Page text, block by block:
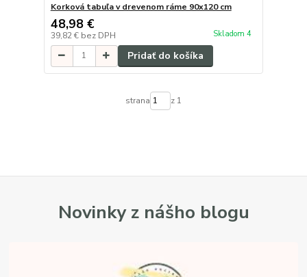
Korková tabuľa v drevenom ráme 90x120 cm
48,98 €
39,82 € bez DPH Skladom 4
Pridať do košíka
strana z 1
Novinky z nášho blogu